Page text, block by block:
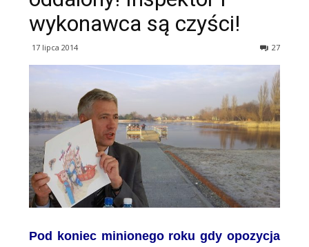
wykonawca są czyści!
17 lipca 2014 27
Pod koniec minionego roku gdy opozycja